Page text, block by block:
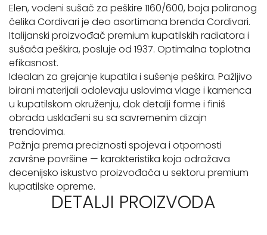
Elen, vodeni sušač za peškire 1160/600, boja poliranog
čelika Cordivari je deo asortimana brenda Cordivari.
Italijanski proizvođač premium kupatilskih radiatora i
sušača peškira, posluje od 1937. Optimalna toplotna
efikasnost.
Idealan za grejanje kupatila i sušenje peškira. Pažljivo
birani materijali odolevaju uslovima vlage i kamenca
u kupatilskom okruženju, dok detalji forme i finiš
obrada usklađeni su sa savremenim dizajn
trendovima.
Pažnja prema preciznosti spojeva i otpornosti
završne površine — karakteristika koja odražava
decenijsko iskustvo proizvođača u sektoru premium
kupatilske opreme.
DETALJI PROIZVODA